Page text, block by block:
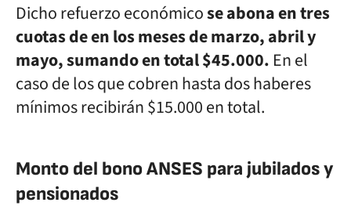
Dicho refuerzo económicose abona en tres
cuotas de en los meses de marzo, abril y
mayo, sumando en total $45.000. En el
caso de los que cobren hasta dos haberes
mínimos recibirán $15.000 en total.
Monto del bono ANSES para jubilados y
pensionados